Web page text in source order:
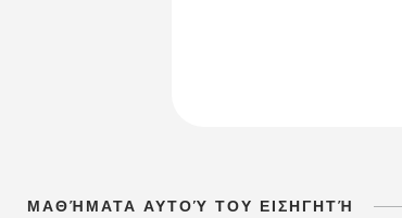
ΜΑΘΉΜΑΤΑ ΑΥΤΟΎ ΤΟΥ ΕΙΣΗΓΗΤΉ